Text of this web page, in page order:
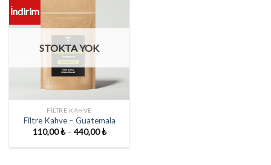
İndirim
STOKTA YOK
FILTRE KAHVE
Filtre Kahve – Guatemala
110,00₺ – 440,00₺Fiyat
110,00 ₺